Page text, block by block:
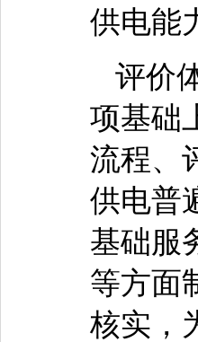
供电能
评价
项基础
流程、
供电普
基础服
等方面
核实，